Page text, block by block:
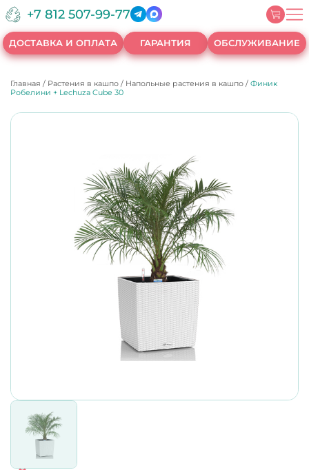
+7 812 507-99-77
ДОСТАВКА И ОПЛАТА ГАРАНТИЯ ОБСЛУЖИВАНИЕ
Главная / Растения в кашпо / Напольные растения в кашпо /Финик
Робелини + Lechuza Cube 30